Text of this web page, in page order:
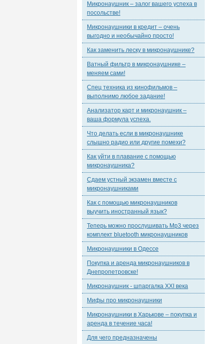
Микронаушник – залог вашего успеха в
посольстве!
Микронаушники в кредит – очень
выгодно и необычайно просто!
Как заменить леску в микронаушнике?
Ватный фильтр в микронаушнике –
меняем сами!
Спец техника из кинофильмов –
выполнимо любое задание!
Анализатор карт и микронаушник –
ваша формула успеха.
Что делать если в микронаушнике
слышно радио или другие помехи?
Как уйти в плавание с помощью
микронаушника?
Сдаем устный экзамен вместе с
микронаушниками
Как с помощью микронаушников
выучить иностранный язык?
Теперь можно прослушивать Mp3 через
комплект bluetooth микронаушников
Микронаушники в Одессе
Покупка и аренда микронаушников в
Днепропетровске!
Микронаушник - шпаргалка XXI века
Мифы про микронаушники
Микронаушники в Харькове – покупка и
аренда в течение часа!
Для чего предназначены